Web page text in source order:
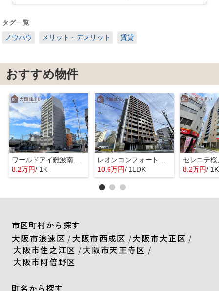
タグ一覧
ノウハウ
メリット・デメリット 賃貸
おすすめ物件
ワールドアイ難波南ポルタ
8.2万円/ 1K
10.6万円/ 1LDK 8.2万円/ 1K
市区町村から探す
大阪市浪速区 / 大阪市西成区 /大阪市大正区 /
大阪市住之江区 /大阪市天王寺区 /
大阪市阿倍野区
町名から探す